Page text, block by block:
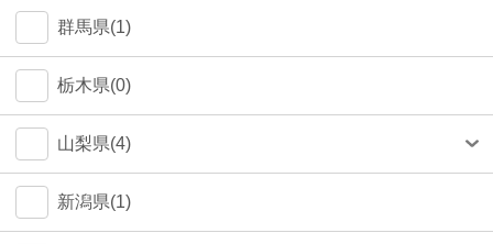
台東区(5)
仙台市(2)
群馬県(1)
栃木県(0)
山梨県(4)
甲府市(4)
新潟県(1)